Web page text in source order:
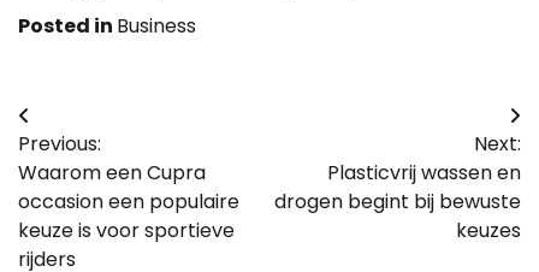
Posted in Business
Bericht
navigatie
Previous:
Waarom een Cupra
occasion een populaire
keuze is voor sportieve
rijders
Next:
Plasticvrij wassen en
drogen begint bij bewuste
keuzes